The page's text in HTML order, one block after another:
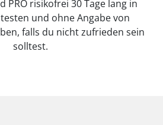
PRO risikofrei 30 Tage lang in
und ohne Angabe von
falls du nicht zufrieden sein
solltest.